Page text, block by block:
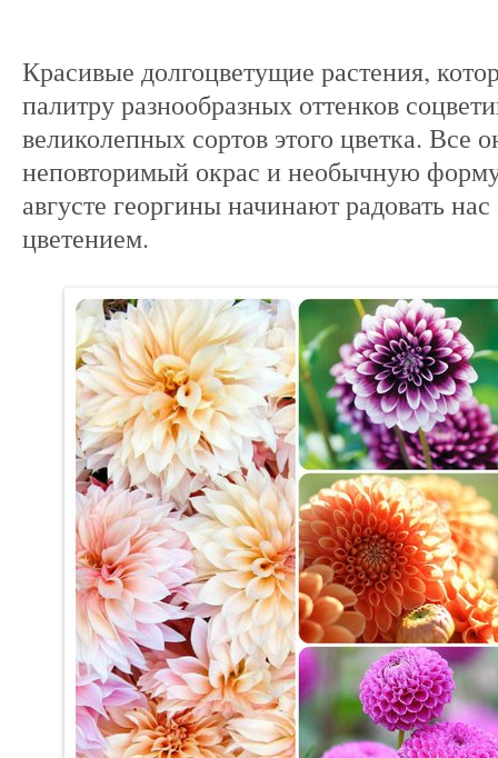
Красивые долгоцветущие растения,
палитру разнообразных оттенков
великолепных сортов этого цветка. Все
неповторимый окрас и необычную
августе георгины начинают радовать
цветением.